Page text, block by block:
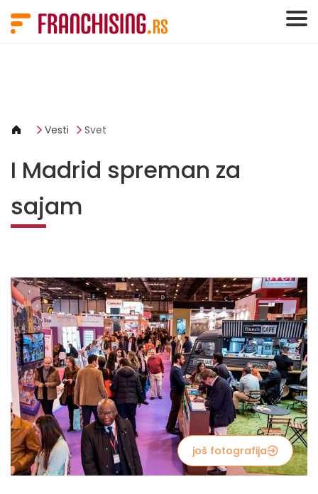
Vesti Svet
I Madrid spreman za
sajam
još fotografija